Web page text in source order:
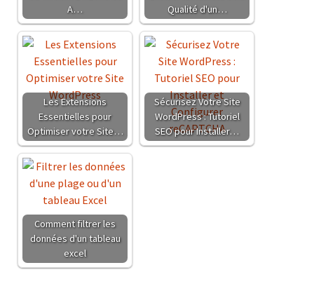
A…
Qualité d'un…
Les Extensions
Essentielles pour
Optimiser votre Site…
Sécurisez Votre Site
WordPress : Tutoriel
SEO pour Installer…
Comment filtrer les
données d'un tableau
excel